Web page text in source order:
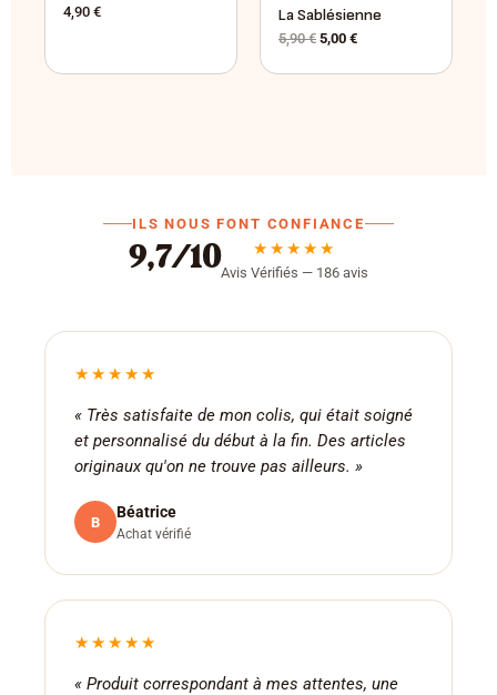
4,90 €
La Sablésienne
5,90€ 5,00 €
ILS NOUS FONT CONFIANCE
9,7/10 ★★★★★
Avis Vérifiés — 186 avis
★★★★★
« Très satisfaite de mon colis, qui était soigné
et personnalisé du début à la fin. Des articles
originaux qu'on ne trouve pas ailleurs. »
B
Béatrice
Achat vérifié
★★★★★
« Produit correspondant à mes attentes, une